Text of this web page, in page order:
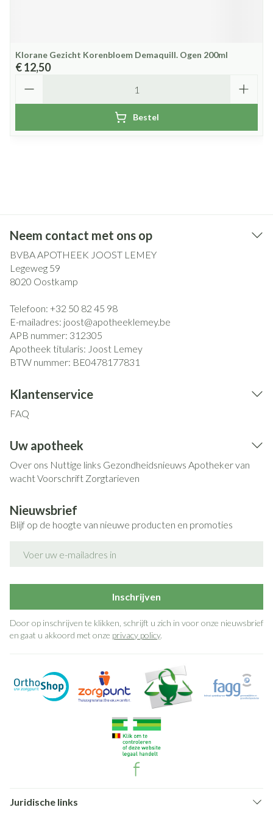
Klorane Gezicht Korenbloem Demaquill. Ogen 200ml
€ 12,50
Bestel
Neem contact met ons op
BVBA APOTHEEK JOOST LEMEY
Legeweg 59
8020 Oostkamp
Telefoon: +32 50 82 45 98
E-mailadres: joost@apotheeklemey.be
APB nummer: 312305
Apotheek titularis: Joost Lemey
BTW nummer: BE0478177831
Klantenservice
FAQ
Uw apotheek
Over ons Nuttige links Gezondheidsnieuws Apotheker van
wachtVoorschrift Zorgtarieven
Nieuwsbrief
Blijf op de hoogte van nieuwe producten en promoties
Inschrijven
Door op inschrijven te klikken, schrijft u zich in voor onze nieuwsbrief
en gaat u akkoord met onze privacy policy.
Juridische links